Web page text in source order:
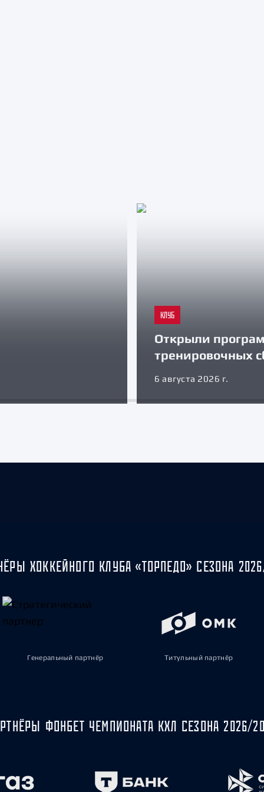
КЛУБ
Открыли
тренировочных
6 августа 2026 г.
ХОККЕЙНОГО КЛУБА «ТОРПЕДО» СЕЗОНА
Генеральный партнёр Титульный партнёр
ФОНБЕТ ЧЕМПИОНАТА КХЛ СЕЗОНА 2026/